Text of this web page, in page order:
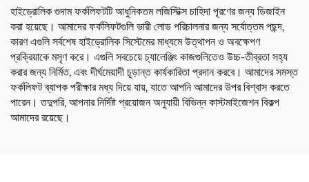
হাইড্রোলিক গুদাম ফর্কলিফটটি আধুনিকতম লজিস্টিক্স চাহিদা পূরণের জন্য ডিজাইন
করা হয়েছে। আমাদের ফর্কলিফটগুলি ভারী লোড পরিচালনার জন্য সর্বোত্তম পছন্দ,
কারণ এগুলি সর্বশেষ হাইড্রোলিক সিস্টেমের মাধ্যমে উত্থাপন ও অবক্ষেপণ
প্রক্রিয়াকে মসৃণ করে। এগুলি সবচেয়ে চ্যালেঞ্জিং কাজগুলিতেও উচ্চ-তীব্রতা সহ্য
করার জন্য নির্মিত, এবং দীর্ঘমেয়াদী চূড়ান্ত কার্যকারিতা প্রদান করবে। আমাদের সমস্ত
ফর্কলিফট ব্যাপক পরীক্ষার মধ্য দিয়ে যায়, যাতে আপনি আমাদের উপর বিশ্বাস করতে
পারেন। তদুপরি, আপনার নির্দিষ্ট প্রয়োজন অনুযায়ী বিভিন্ন কাস্টমাইজেশন বিকল্প
আমাদের রয়েছে।